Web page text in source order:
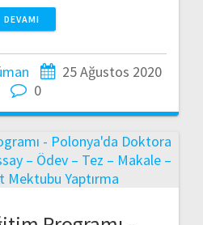
DEVAMI
25 Ağustos 2020
0